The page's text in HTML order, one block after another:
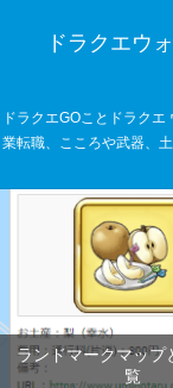
ドラクエウ
ドラクエGOことドラク
業転職、こころや武器、
ランドマークマップ
覧